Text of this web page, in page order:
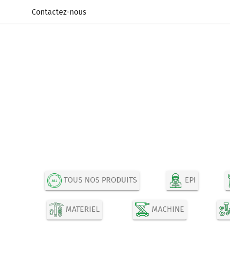
Contactez-nous
TOUS NOS PRODUITS EPI
MATERIEL MACHINE